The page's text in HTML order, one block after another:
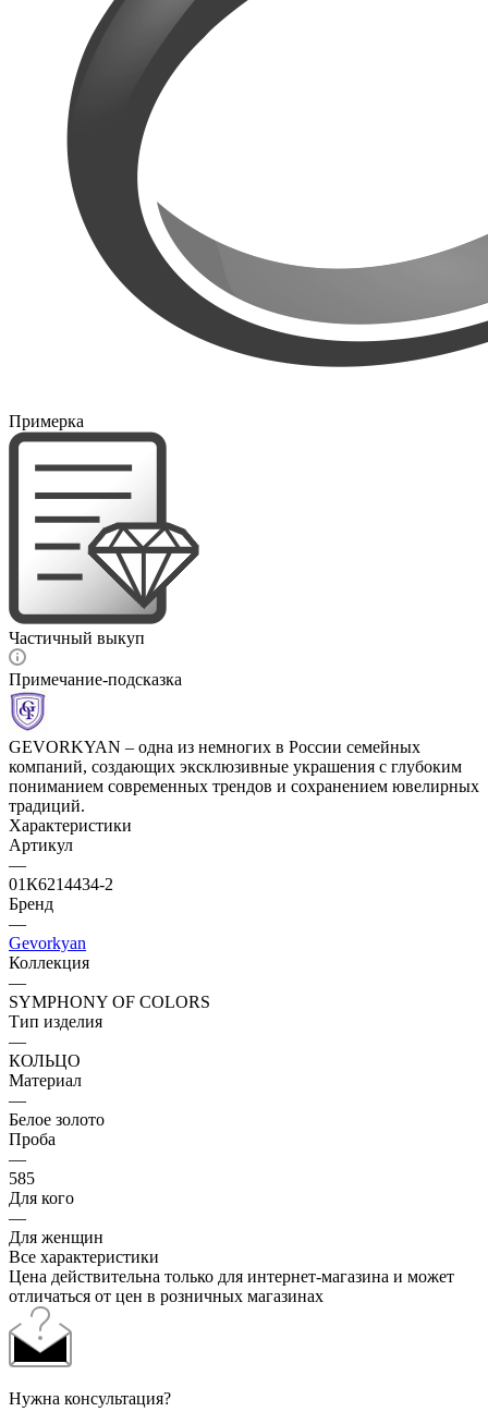
Примерка
Частичный выкуп
Примечание-подсказка
GEVORKYAN – одна из немногих в России семейных
компаний, создающих эксклюзивные украшения с глубоким
пониманием современных трендов и сохранением ювелирных
традиций.
Характеристики
Артикул
—
01К6214434-2
Бренд
—
Gevorkyan
Коллекция
—
SYMPHONY OF COLORS
Тип изделия
—
КОЛЬЦО
Материал
—
Белое золото
Проба
—
585
Для кого
—
Для женщин
Все характеристики
Цена действительна только для интернет-магазина и может
отличаться от цен в розничных магазинах
Нужна консультация?